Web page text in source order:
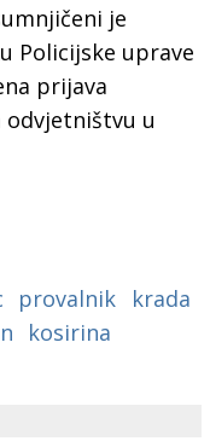
je
Policijske uprave
prijava
odvjetništvu u
provalnik
krada
kosirina